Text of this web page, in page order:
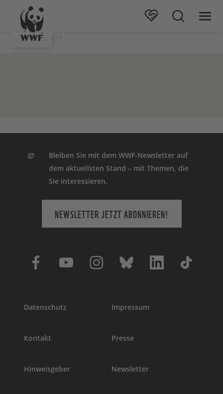
Stand: 06.09.2023
Bleiben Sie mit dem WWF-Newsletter auf
dem aktuellsten Stand – mit Themen, die
Sie interessieren.
NEWSLETTER JETZT ABONNIEREN!
Datenschutz Impressum
Kontakt Presse
Hinweisgeber Newsletter